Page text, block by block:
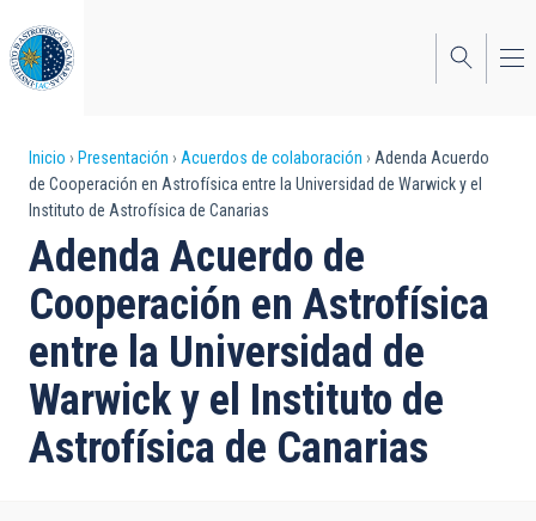
al
contenido
principal
Sobrescribir
enlaces
de
ayuda
a
la
navegación
Inicio Presentación Acuerdos de colaboración
Adenda Acuerdo
de Cooperación en Astrofísica entre la Universidad de Warwick y el
Instituto de Astrofísica de Canarias
Adenda Acuerdo de
Cooperación en Astrofísica
entre la Universidad de
Warwick y el Instituto de
Astrofísica de Canarias